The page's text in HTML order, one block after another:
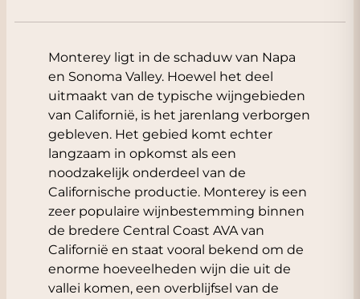
Monterey ligt in de schaduw van Napa
en Sonoma Valley. Hoewel het deel
uitmaakt van de typische wijngebieden
van Californië, is het jarenlang verborgen
gebleven. Het gebied komt echter
langzaam in opkomst als een
noodzakelijk onderdeel van de
Californische productie. Monterey is een
zeer populaire wijnbestemming binnen
de bredere Central Coast AVA van
Californië en staat vooral bekend om de
enorme hoeveelheden wijn die uit de
vallei komen, een overblijfsel van de